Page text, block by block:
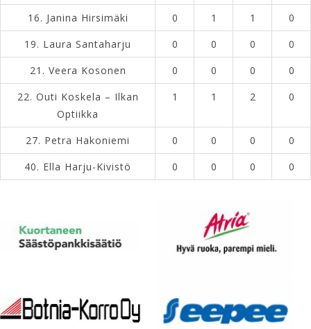
16. Janina Hirsimäki 0 1 1
0
19. Laura Santaharju 0 0 0
0
21. Veera Kosonen 0 0 0
0
22. Outi Koskela – Ilkan
Optiikka
1 1 2 0
27. Petra Hakoniemi 0 0 0
0
40. Ella Harju-Kivistö 0 0 0 0